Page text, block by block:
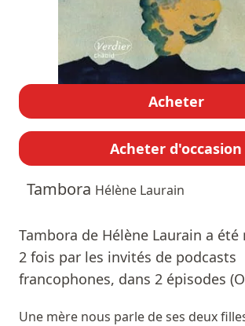
Acheter
Acheter d'occasion
Tambora Hélène Laurain
Tambora de Hélène Laurain a
2 fois par les invités de podcasts
francophones, dans 2 épisodes
Une mère nous parle de ses deux